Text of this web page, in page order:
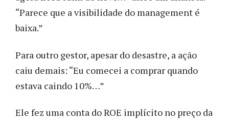
“Parece que a visibilidade do management é
baixa.”
Para outro gestor, apesar do desastre, a ação
caiu demais: “Eu comecei a comprar quando
estava caindo 10%…”
Ele fez uma conta do ROE implícito no preço da